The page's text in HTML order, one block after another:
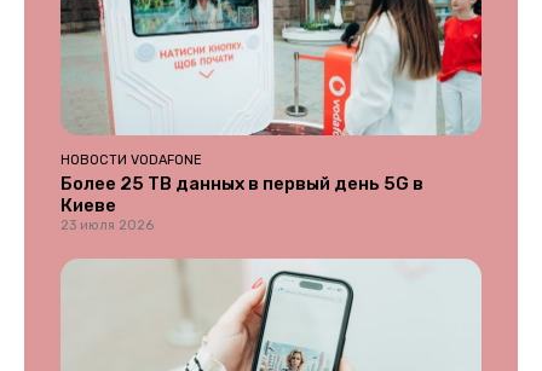
НОВОСТИ VODAFONE
Более 25 ТВ данных в первый день 5G в
Киеве
23 июля 2026